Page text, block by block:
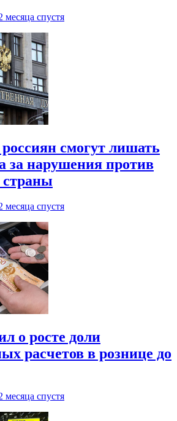
месяца спустя
смогут лишать
за нарушения против
страны
месяца спустя
о росте доли
расчетов в рознице до
месяца спустя